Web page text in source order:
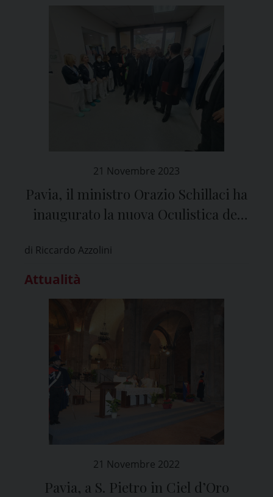
21 Novembre 2023
Pavia, il ministro Orazio Schillaci ha
inaugurato la nuova Oculistica del
di Riccardo Azzolini
Attualità
21 Novembre 2022
Pavia, a S. Pietro in Ciel d’Oro